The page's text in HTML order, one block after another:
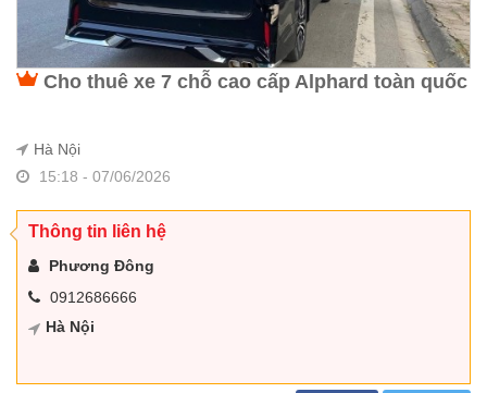
Cho thuê xe 7 chỗ cao cấp Alphard toàn quốc
Hà Nội
15:18 - 07/06/2026
Thông tin liên hệ
Phương Đông
0912686666
Hà Nội